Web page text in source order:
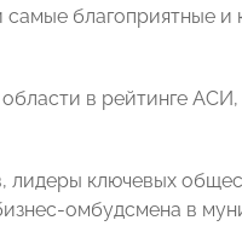
самые благоприятные
в рейтинге АСИ,
лидеры ключевых
омбудсмена в